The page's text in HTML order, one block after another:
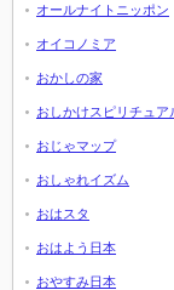
オールナイトニッポン
オイコノミア
おかしの家
おしかけスピリチュア
おじゃマップ
おしゃれイズム
おはスタ
おはよう日本
おやすみ日本